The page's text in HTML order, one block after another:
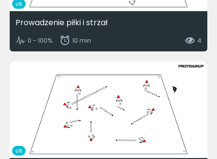
U6
Prowadzenie piłki i strzał
0 - 100% 10 min 4
U6